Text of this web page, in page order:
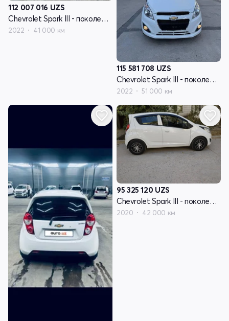
112 007 016 UZS
Chevrolet Spark III - поколение
2022 41 000 км
115 581 708 UZS
Chevrolet Spark III - поколение
2022 51 000 км
95 325 120 UZS
Chevrolet Spark III - поколение
2020 42 000 км